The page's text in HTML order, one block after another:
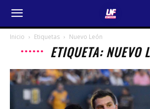
Inicio Etiquetas Nuevo León
ETIQUETA: NUEVO